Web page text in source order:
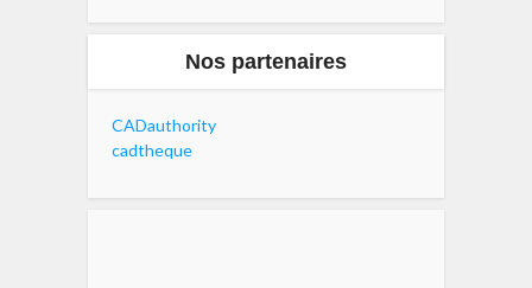
Nos partenaires
CADauthority
cadtheque